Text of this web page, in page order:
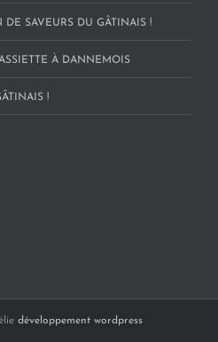
SAVEURS DU GÂTINAIS !
À DANNEMOIS
!
développement wordpress